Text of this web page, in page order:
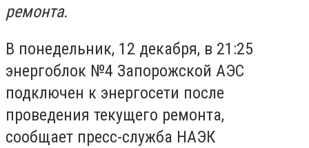
ремонта.
В понедельник, 12 декабря, в 21:25
энергоблок №4 Запорожской АЭС
подключен к энергосети после
проведения текущего ремонта,
сообщает пресс-служба НАЭК